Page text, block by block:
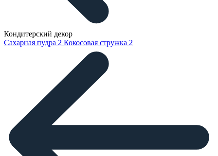
Кондитерский декор
Сахарная пудра 2 Кокосовая стружка 2